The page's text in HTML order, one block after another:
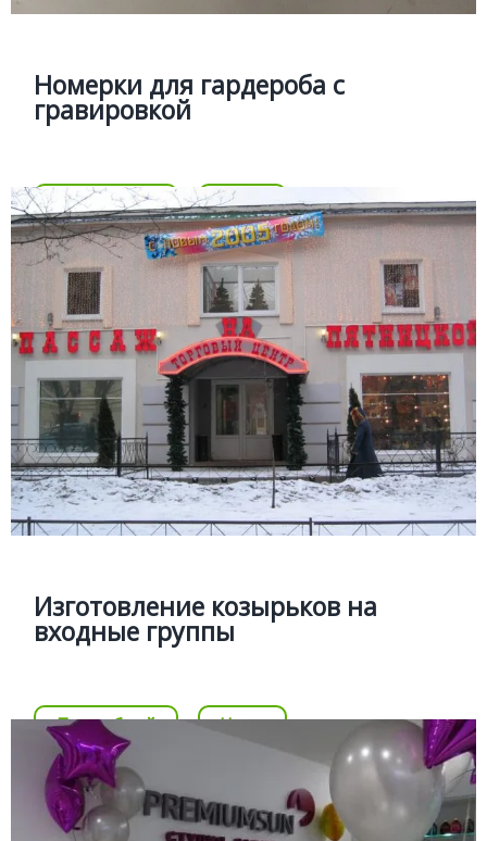
Номерки для гардероба с
гравировкой
Подробней Цена
Изготовление козырьков на
входные группы
Подробней Цена
КОЗЫРЬКИ МАРКИЗЫ
Подробней
Изготовление козырьков на
входные группы
Производство козырька, маркизы это возможность
обратить на себя внимание потенциального клиента.
ВЫВЕСКА НА РЕСЕПШН